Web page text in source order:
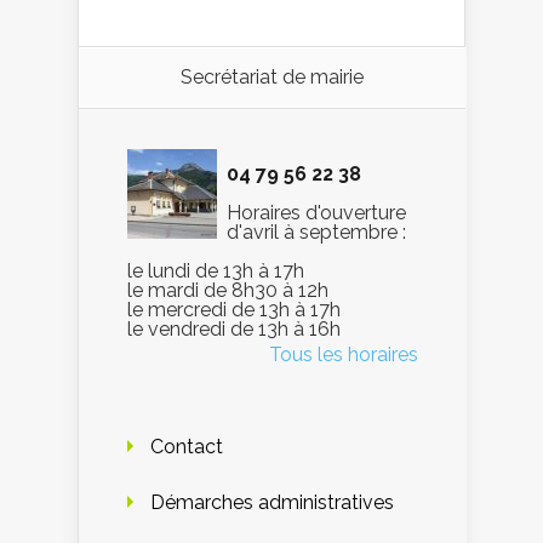
Secrétariat de mairie
04 79 56 22 38
Horaires d'ouverture
d'avril à septembre :
le lundi de 13h à 17h
le mardi de 8h30 à 12h
le mercredi de 13h à 17h
le vendredi de 13h à 16h
Tous les horaires
Contact
Démarches administratives